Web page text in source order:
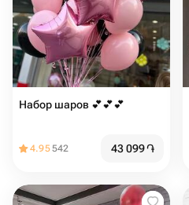
Набор шаров 💕💕💕
4.95542 43 099֏